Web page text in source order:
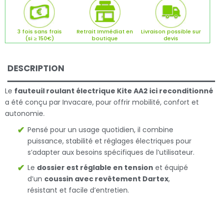
3 fois sans frais
(si ≥ 150€)
Retrait Immédiat en
boutique
Livraison possible sur
devis
DESCRIPTION
Le fauteuil roulant électrique Kite AA2 ici reconditionné
a été conçu par Invacare, pour offrir mobilité, confort et
autonomie.
Pensé pour un usage quotidien, il combine
puissance, stabilité et réglages électriques pour
s’adapter aux besoins spécifiques de l’utilisateur.
Le dossier est réglable en tension et équipé
d’un coussin avec revêtement Dartex,
résistant et facile d’entretien.